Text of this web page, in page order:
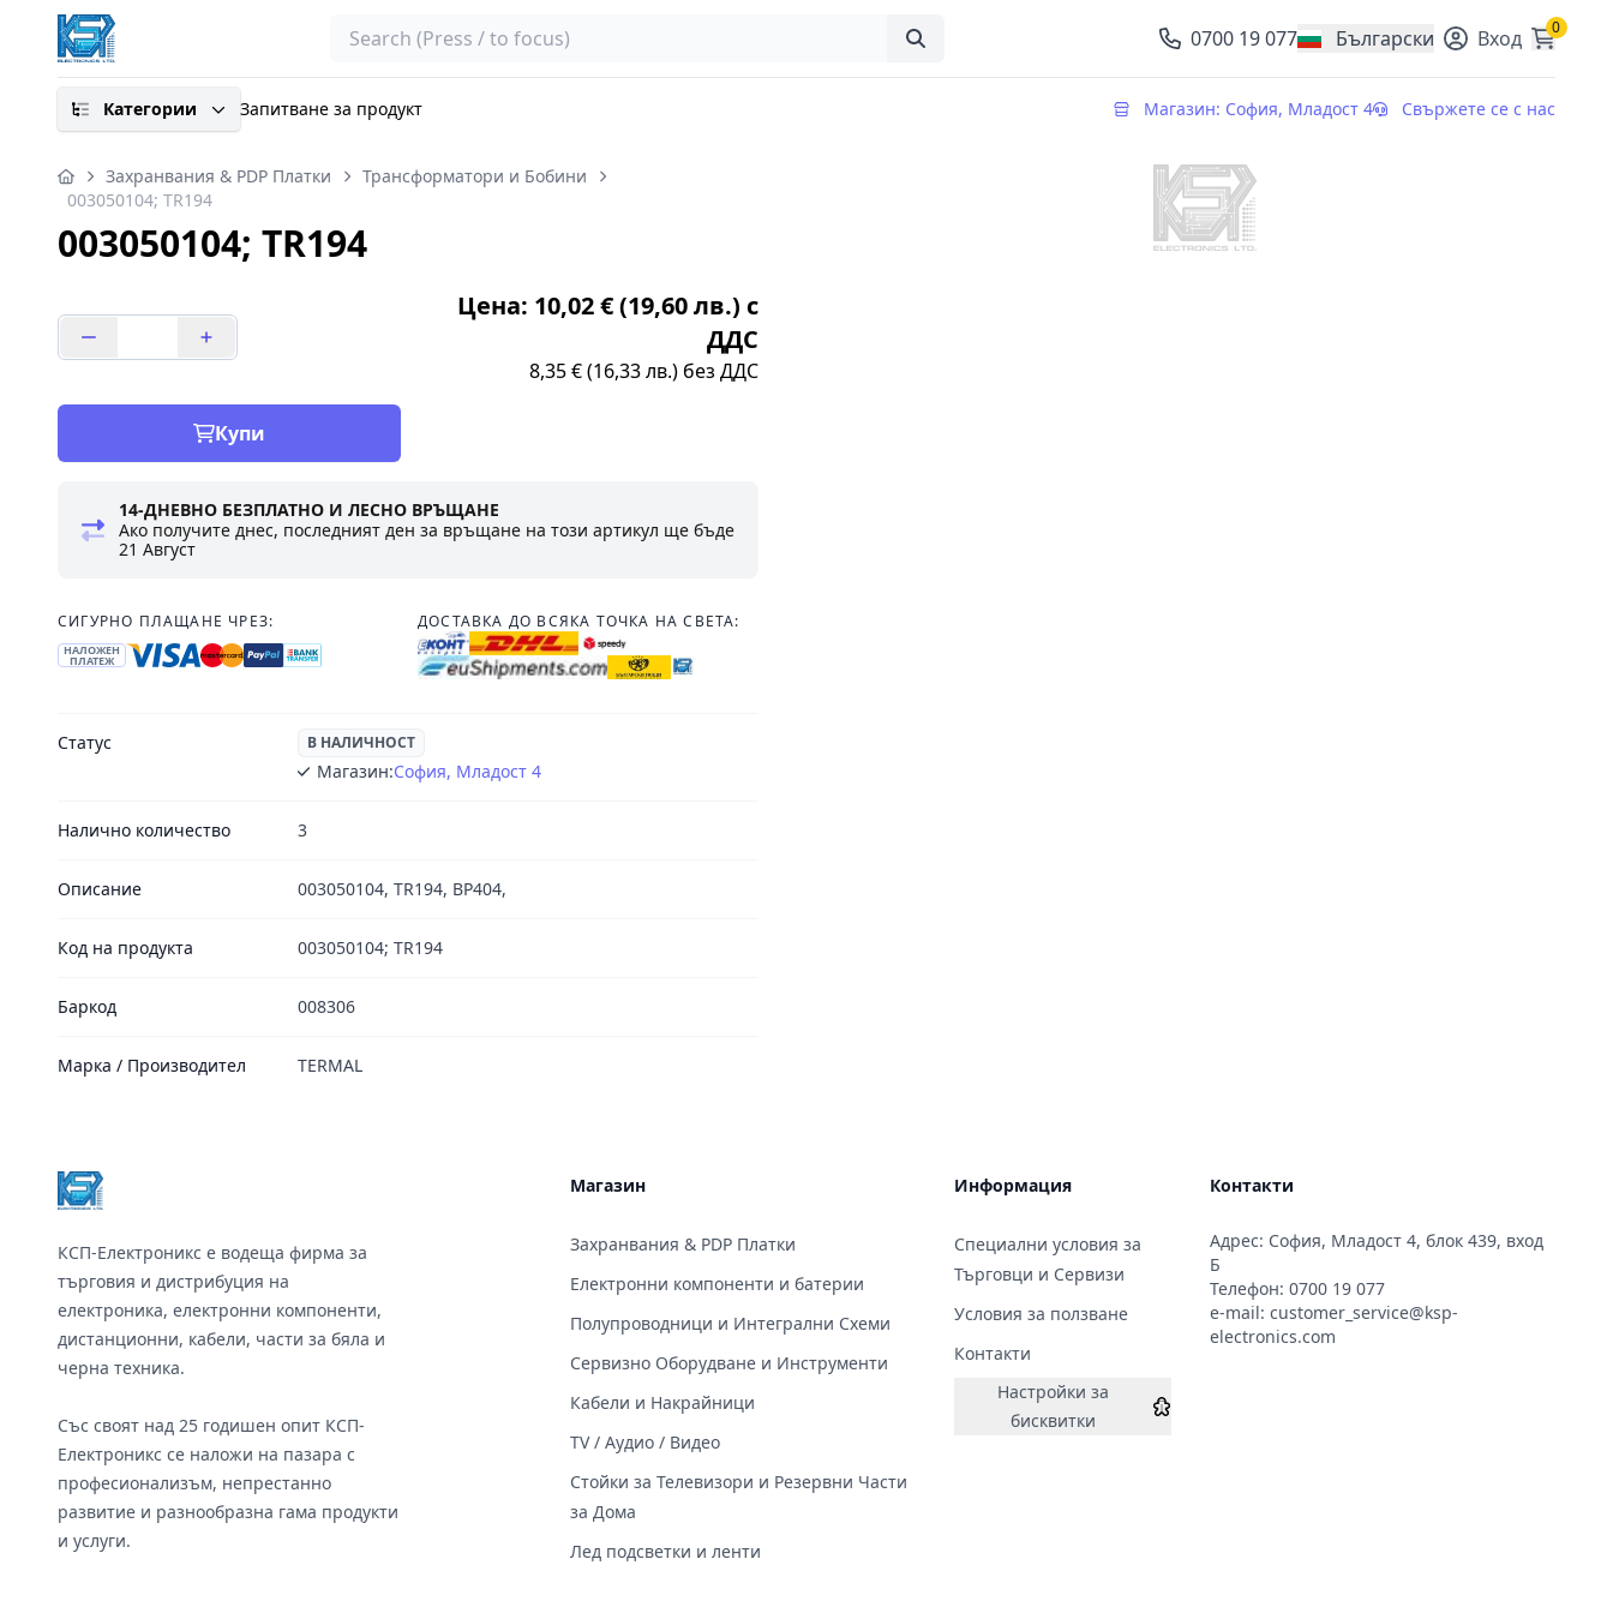
Search 0700 19 077 Български
, change currency Вход 0
Категории Запитване за продукт Магазин: София, Младост 4 Свържете се с нас
Захранвания & PDP Платки
Трансформатори и Бобини
003050104; TR194
003050104; TR194
Цена: 10,02 € (19,60 лв.) с
ДДС
8,35 € (16,33 лв.) без ДДС
Купи
14-ДНЕВНО БЕЗПЛАТНО И ЛЕСНО ВРЪЩАНЕ
Ако получите днес, последният ден за връщане на този артикул ще бъде
21 Август
СИГУРНО ПЛАЩАНЕ ЧРЕЗ:
НАЛОЖЕН
ПЛАТЕЖ
ДОСТАВКА ДО ВСЯКА ТОЧКА НА СВЕТА:
Статус В НАЛИЧНОСТ
Магазин:София, Младост 4
Налично количество 3
Описание 003050104, TR194, BP404,
Код на продукта 003050104; TR194
Баркод 008306
Марка / Производител TERMAL
КСП-Електроникс е водеща фирма за
търговия и дистрибуция на
електроника, електронни компоненти,
дистанционни, кабели, части за бяла и
черна техника.
Със своят над 25 годишен опит КСП-
Електроникс се наложи на пазара с
професионализъм, непрестанно
развитие и разнообразна гама продукти
и услуги.
Магазин
Захранвания & PDP Платки
Електронни компоненти и батерии
Полупроводници и Интегрални Схеми
Сервизно Оборудване и Инструменти
Кабели и Накрайници
TV / Аудио / Видео
Стойки за Телевизори и Резервни Части
за Дома
Лед подсветки и ленти
Информация
Специални условия за
Търговци и Сервизи
Условия за ползване
Контакти
Настройки за
бисквитки
Контакти
Адрес: София, Младост 4, блок 439, вход
Б
Телефон: 0700 19 077
e-mail: customer_service@ksp-
electronics.com